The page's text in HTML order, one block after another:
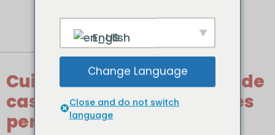
Etiqueta:vigilancia
de la salud
Cuidados preventivos desde
casa: Por qué las revisiones
periódicas salvan vidas
English
Change Language
Close and do not switch
language